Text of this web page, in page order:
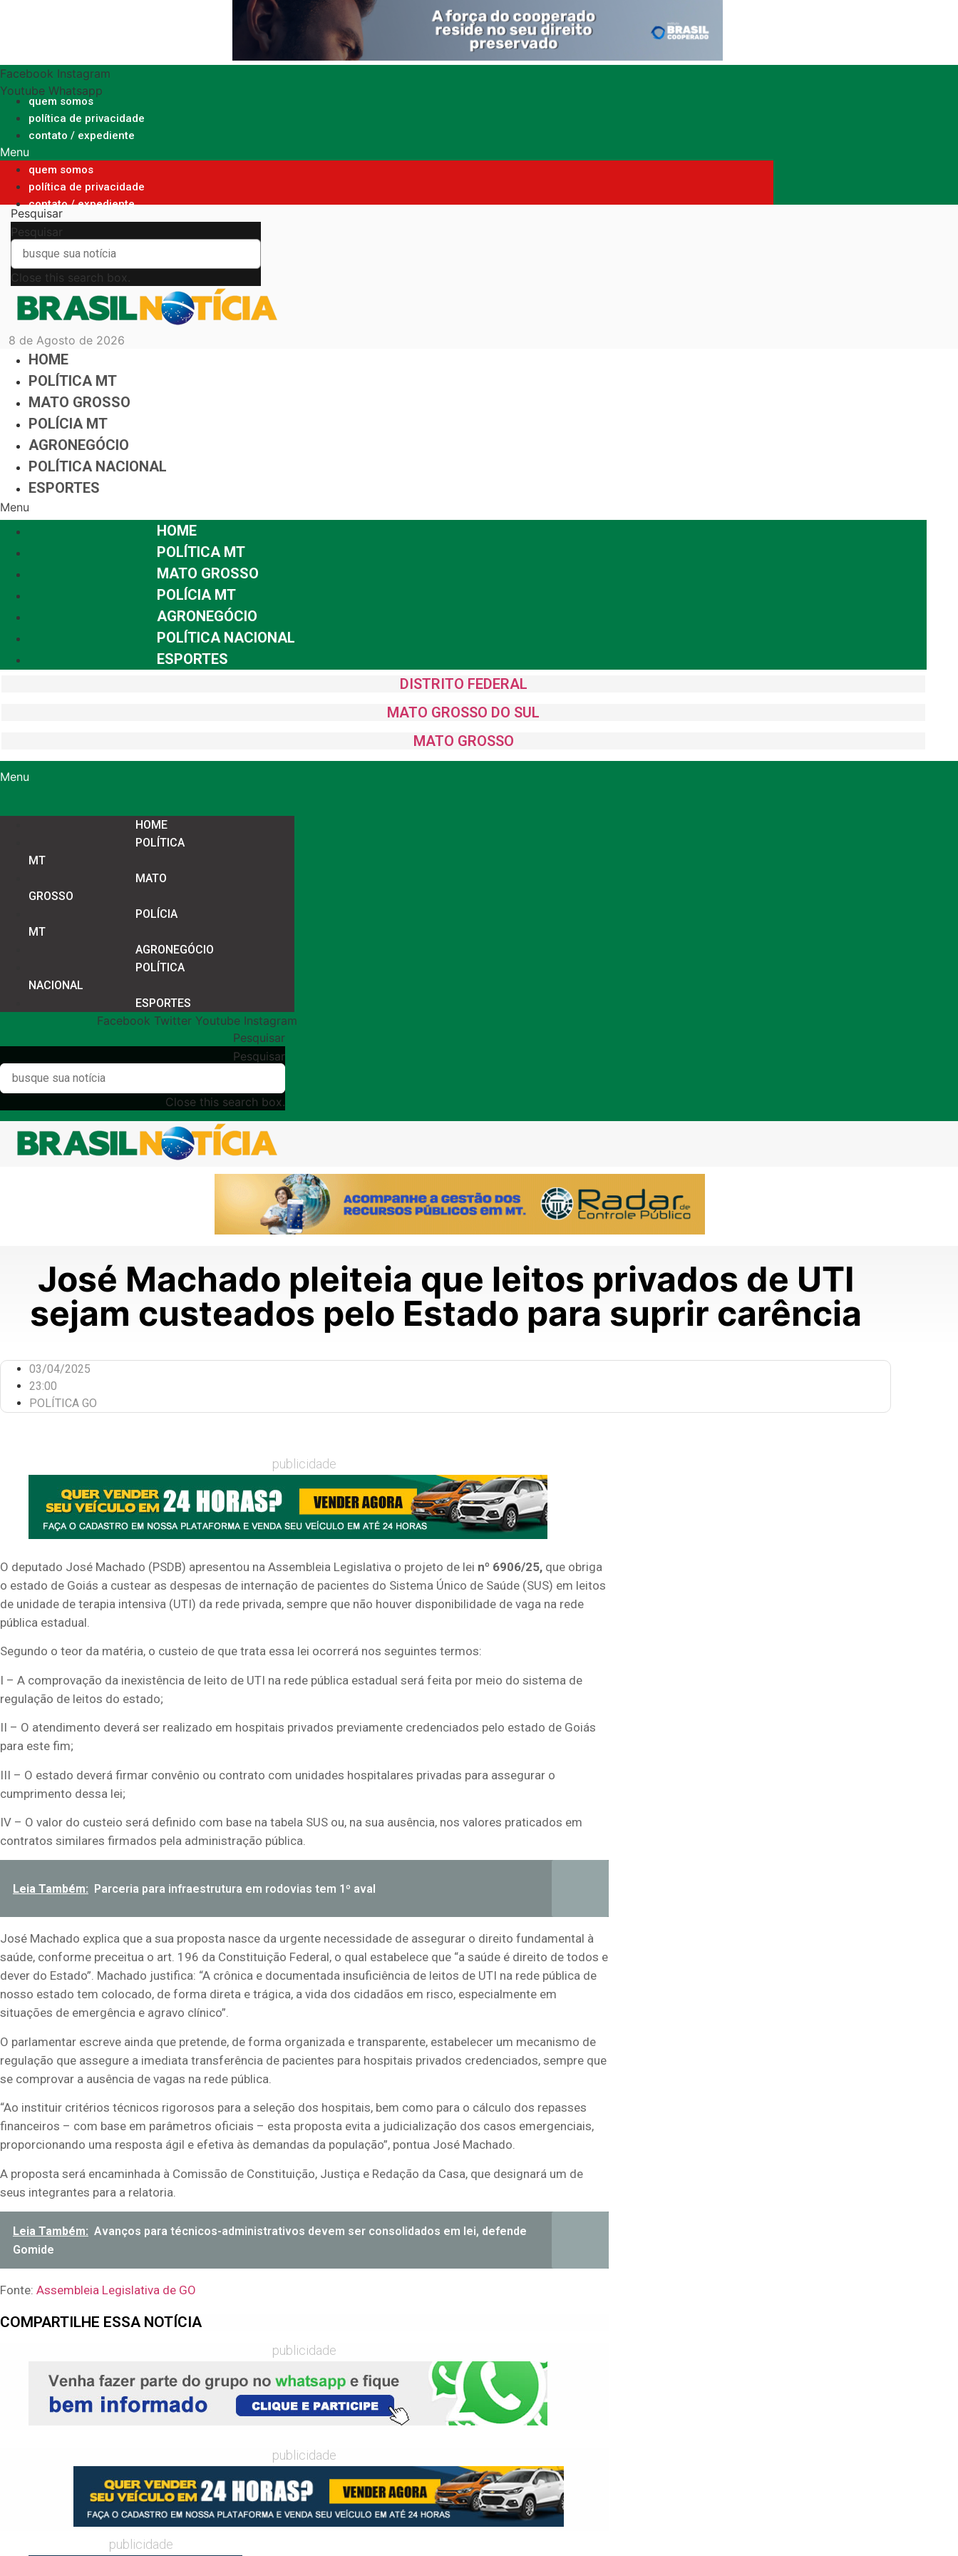
Facebook Instagram
Youtube Whatsapp
quem somos
política de privacidade
contato / expediente
Menu
quem somos
política de privacidade
contato / expediente
Pesquisar
Pesquisar
Close this search box.
8 de Agosto de 2026
HOME
POLÍTICA MT
MATO GROSSO
POLÍCIA MT
AGRONEGÓCIO
POLÍTICA NACIONAL
ESPORTES
Menu
HOME
POLÍTICA MT
MATO GROSSO
POLÍCIA MT
AGRONEGÓCIO
POLÍTICA NACIONAL
ESPORTES
DISTRITO FEDERAL
MATO GROSSO DO SUL
MATO GROSSO
Menu
HOME
POLÍTICA
MT
MATO
GROSSO
POLÍCIA
MT
AGRONEGÓCIO
POLÍTICA
NACIONAL
ESPORTES
Facebook Twitter Youtube Instagram
Pesquisar
Pesquisar
Close this search box.
José Machado pleiteia que leitos privados de UTI
sejam custeados pelo Estado para suprir carência
03/04/2025
23:00
POLÍTICA GO
publicidade
O deputado José Machado (PSDB) apresentou na Assembleia Legislativa o projeto de lei nº 6906/25, que obriga
o estado de Goiás a custear as despesas de internação de pacientes do Sistema Único de Saúde (SUS) em leitos
de unidade de terapia intensiva (UTI) da rede privada, sempre que não houver disponibilidade de vaga na rede
pública estadual.
Segundo o teor da matéria, o custeio de que trata essa lei ocorrerá nos seguintes termos:
I – A comprovação da inexistência de leito de UTI na rede pública estadual será feita por meio do sistema de
regulação de leitos do estado;
II – O atendimento deverá ser realizado em hospitais privados previamente credenciados pelo estado de Goiás
para este fim;
III – O estado deverá firmar convênio ou contrato com unidades hospitalares privadas para assegurar o
cumprimento dessa lei;
IV – O valor do custeio será definido com base na tabela SUS ou, na sua ausência, nos valores praticados em
contratos similares firmados pela administração pública.
Leia Também: Parceria para infraestrutura em rodovias tem 1º aval
José Machado explica que a sua proposta nasce da urgente necessidade de assegurar o direito fundamental à
saúde, conforme preceitua o art. 196 da Constituição Federal, o qual estabelece que “a saúde é direito de todos e
dever do Estado”. Machado justifica: “A crônica e documentada insuficiência de leitos de UTI na rede pública de
nosso estado tem colocado, de forma direta e trágica, a vida dos cidadãos em risco, especialmente em
situações de emergência e agravo clínico”.
O parlamentar escreve ainda que pretende, de forma organizada e transparente, estabelecer um mecanismo de
regulação que assegure a imediata transferência de pacientes para hospitais privados credenciados, sempre que
se comprovar a ausência de vagas na rede pública.
“Ao instituir critérios técnicos rigorosos para a seleção dos hospitais, bem como para o cálculo dos repasses
financeiros – com base em parâmetros oficiais – esta proposta evita a judicialização dos casos emergenciais,
proporcionando uma resposta ágil e efetiva às demandas da população”, pontua José Machado.
A proposta será encaminhada à Comissão de Constituição, Justiça e Redação da Casa, que designará um de
seus integrantes para a relatoria.
Leia Também: Avanços para técnicos-administrativos devem ser consolidados em lei, defende
Gomide
Fonte: Assembleia Legislativa de GO
COMPARTILHE ESSA NOTÍCIA
publicidade
publicidade
publicidade